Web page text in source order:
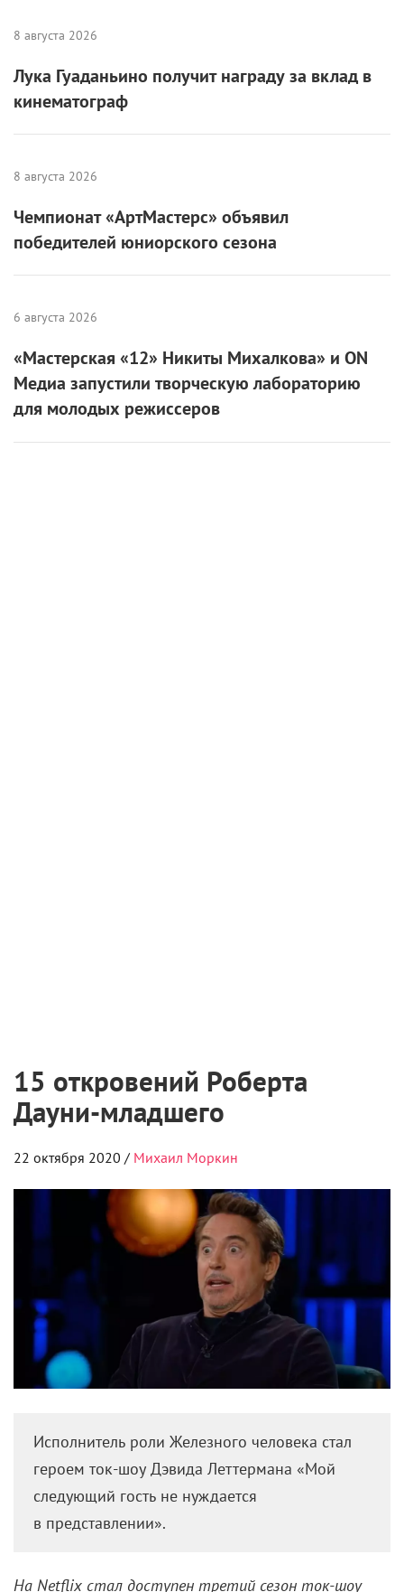
8 августа 2026
Лука Гуаданьино получит награду за вклад в
кинематограф
8 августа 2026
Чемпионат «АртМастерс» объявил
победителей юниорского сезона
6 августа 2026
«Мастерская «12» Никиты Михалкова» и ON
Медиа запустили творческую лабораторию
для молодых режиссеров
15 откровений Роберта
Дауни-младшего
22 октября 2020 / Михаил Моркин
Исполнитель роли Железного человека стал
героем ток-шоу Дэвида Леттермана «Мой
следующий гость не нуждается
в представлении».
На Netflix стал доступен третий сезон ток-шоу